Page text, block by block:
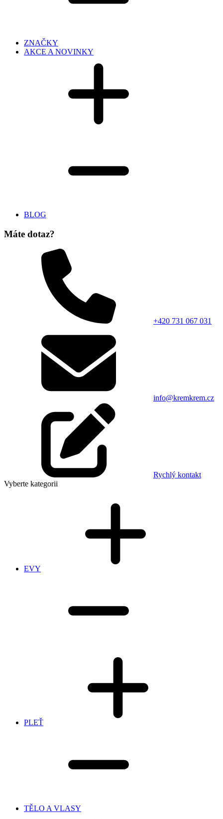
ZNAČKY
AKCE A NOVINKY
BLOG
Máte dotaz?
+420 731 067 031
info@kremkrem.cz
Rychlý kontakt
Vyberte kategorii
EVY
PLEŤ
TĚLO A VLASY